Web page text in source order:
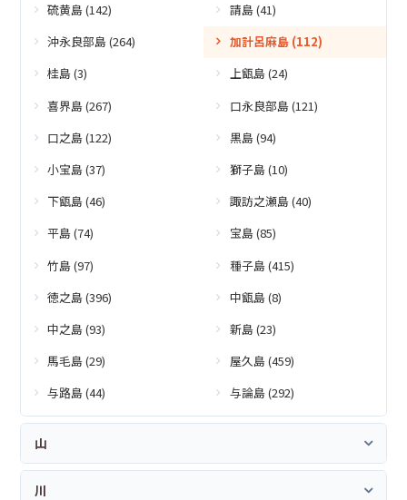
硫黄島 (142)
請島 (41)
沖永良部島 (264)
加計呂麻島 (112)
桂島 (3)
上甑島 (24)
喜界島 (267)
口永良部島 (121)
口之島 (122)
黒島 (94)
小宝島 (37)
獅子島 (10)
下甑島 (46)
諏訪之瀬島 (40)
平島 (74)
宝島 (85)
竹島 (97)
種子島 (415)
徳之島 (396)
中甑島 (8)
中之島 (93)
新島 (23)
馬毛島 (29)
屋久島 (459)
与路島 (44)
与論島 (292)
山
川